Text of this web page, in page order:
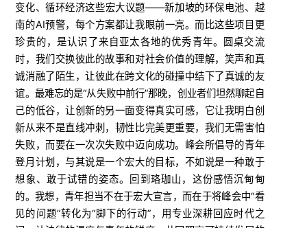
变化、循环经济这些宏大议题——新加坡的环保电池、越
南的AI预警，每个方案都让我眼前一亮。而比这些项目更
珍贵的，是认识了来自亚太各地的优秀青年。圆桌交流
时，我们交换彼此的故事和对社会价值的理解，笑声和真
诚消融了陌生，让彼此在跨文化的碰撞中结下了真诚的友
谊。 最难忘的是“从失败中前行”那晚，创业者们坦然聊起自
己的低谷，让创新的另一面变得真实可感，它让我明白创
新从来不是直线冲刺，韧性比完美更重要，我们无需害怕
失败，而要在一次次失败中迈向成功。峰会所倡导的青年
登月计划，与其说是一个宏大的目标，不如说是一种敢于
想象、敢于试错的姿态。回到珞珈山，这份感悟沉甸甸
的。我想，青年担当不在于宏大宣言，而在于将峰会中“看
见的问题”转化为“脚下的行动”，用专业深耕回应时代之